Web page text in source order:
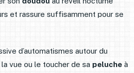
et rassure suffisamment pour se
d’automatismes autour du
la vue ou le toucher de sa pelucheà